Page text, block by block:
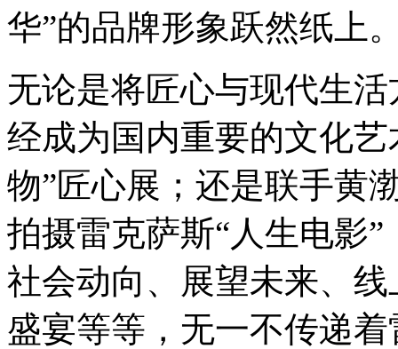
华”的品牌形象跃然纸上
无论是将匠心与现代生
经成为国内重要的文化
物”匠心展；还是联手黄
拍摄雷克萨斯“人生电影
社会动向、展望未来、
盛宴等等，无一不传递